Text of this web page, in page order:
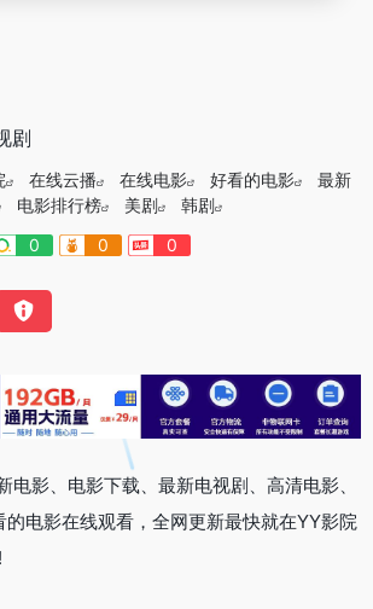
剧
在线云播 在线电影 好看的电影
最新
电影排行榜 美剧
韩剧
0 0 0
电影、电影下载、最新电视剧、高清电影、
电影在线观看，全网更新最快就在YY影院